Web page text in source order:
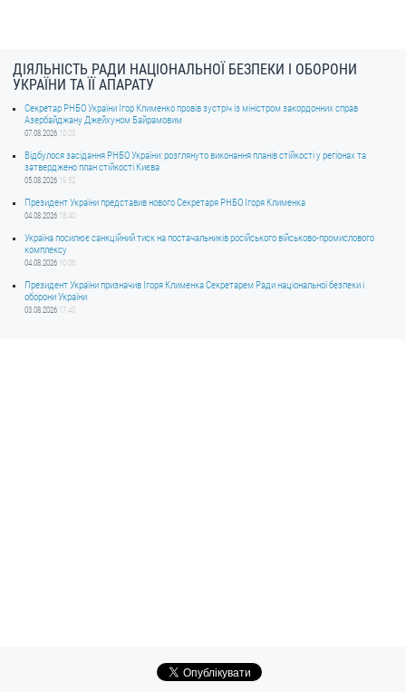
ДІЯЛЬНІСТЬ РАДИ НАЦІОНАЛЬНОЇ БЕЗПЕКИ І ОБОРОНИ
УКРАЇНИ ТА ЇЇ АПАРАТУ
Секретар РНБО України Ігор Клименко провів зустріч із міністром закордонних справ
Азербайджану Джейхуном Байрамовим
07.08.2026 10:03
Відбулося засідання РНБО України: розглянуто виконання планів стійкості у регіонах та
затверджено план стійкості Києва
05.08.2026 19:52
Президент України представив нового Секретаря РНБО Ігоря Клименка
04.08.2026 18:40
Україна посилює санкційний тиск на постачальників російського військово-промислового
комплексу
04.08.2026 10:06
Президент України призначив Ігоря Клименка Секретарем Ради національної безпеки і
оборони України
03.08.2026 17:40